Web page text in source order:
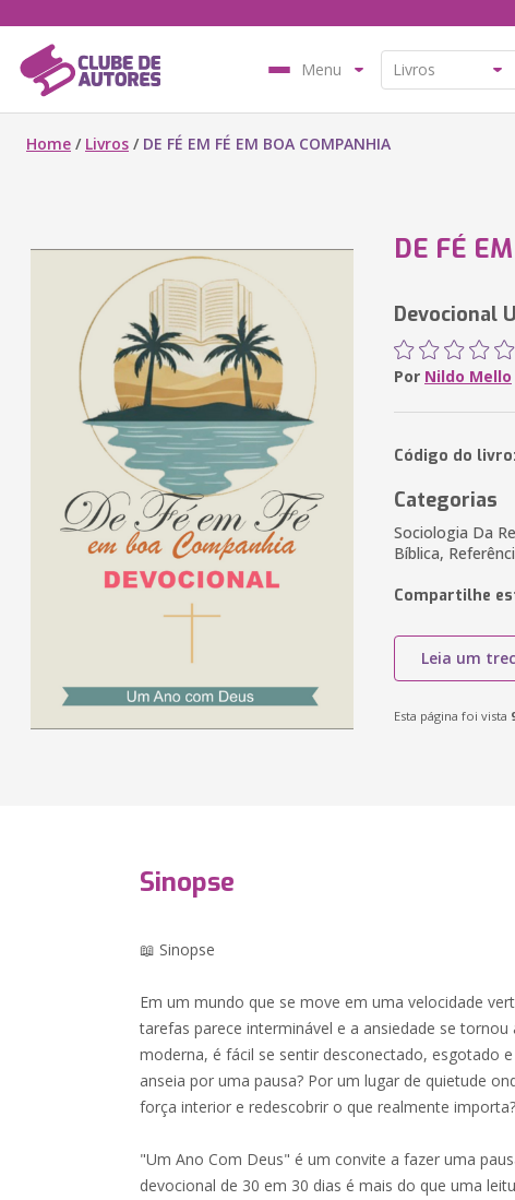
Menu
Home / Livros / DE FÉ EM FÉ EM BOA COMPANHIA
DE FÉ
Devocional
Por Nildo Mello
Código do
Categorias
Sociologia Da
Bíblica,
Compartilhe
Leia um
Esta página foi vista
Sinopse
📖 Sinopse
Em um mundo que se move em uma velocidade
tarefas parece interminável e a ansiedade se tornou
moderna, é fácil se sentir desconectado, esgotado
anseia por uma pausa? Por um lugar de quietude
força interior e redescobrir o que realmente importa?
"Um Ano Com Deus" é um convite a fazer uma
devocional de 30 em 30 dias é mais do que uma